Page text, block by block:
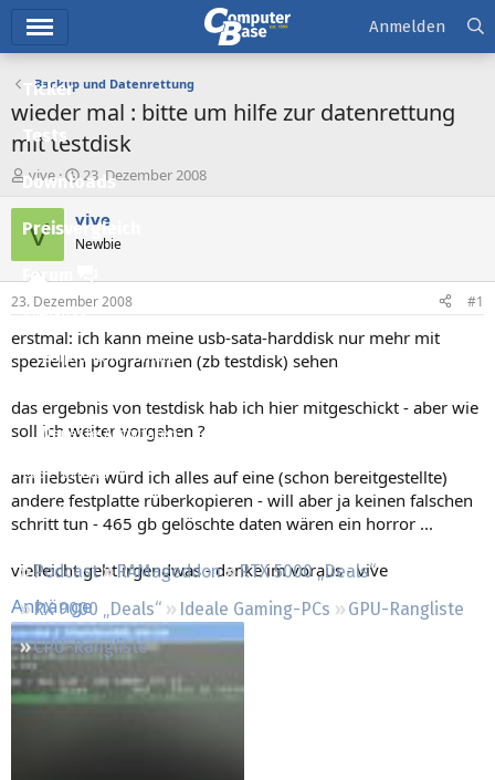
Ticker
Tests
Downloads
Preisvergleich
Forum
Aktuelles
Empfohlene Inhalte
Neueste Aktivitäten
Leserartikel
Regeln
Podcast RAMageddon
RTX 5000 „Deals“
RX 9000 „Deals“
Ideale Gaming-PCs
GPU-Rangliste
CPU-Rangliste
Anmelden
Backup und Datenrettung
wieder mal : bitte um hilfe zur datenrettung
mit testdisk
E
r
s
t
e
r
vive
E
r
s
e
t
a
23. Dezember 2008
V vive
Newbie
23. Dezember 2008 #1
erstmal: ich kann meine usb-sata-harddisk nur mehr mit
speziellen programmen (zb testdisk) sehen
das ergebnis von testdisk hab ich hier mitgeschickt - aber wie
soll ich weiter vorgehen ?
am liebsten würd ich alles auf eine (schon bereitgestellte)
andere festplatte rüberkopieren - will aber ja keinen falschen
schritt tun - 465 gb gelöschte daten wären ein horror ...
vielleicht geht irgendwas - danke im voraus - vive
Anhänge